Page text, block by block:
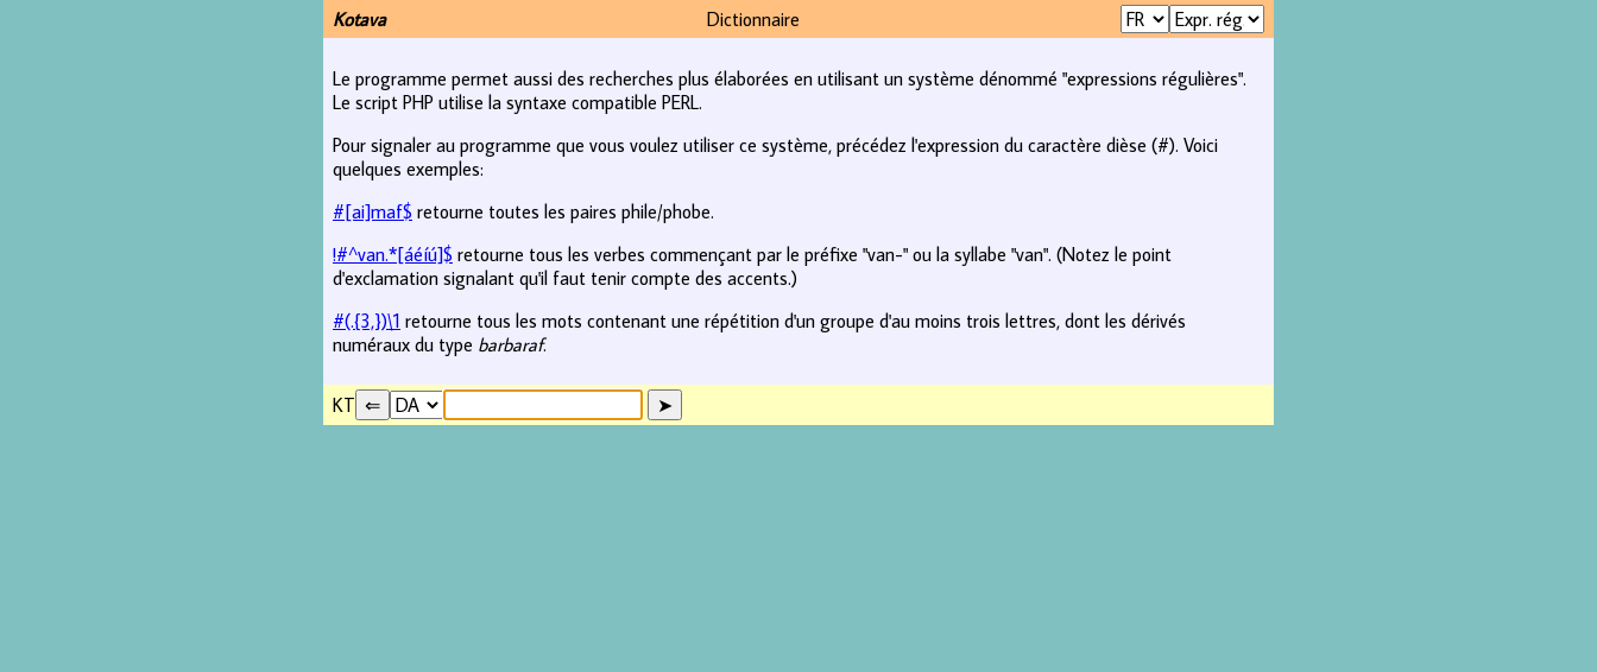
Kotava Dictionnaire
Le programme permet aussi des recherches plus élaborées en utilisant un système dénommé "expressions régulières".
Le script PHP utilise la syntaxe compatible PERL.
Pour signaler au programme que vous voulez utiliser ce système, précédez l'expression du caractère dièse (#). Voici
quelques exemples:
#[ai]maf$ retourne toutes les paires phile/phobe.
!#^van.*[áéíú]$ retourne tous les verbes commençant par le préfixe "van-" ou la syllabe "van". (Notez le point
d'exclamation signalant qu'il faut tenir compte des accents.)
#(.{3,})\1 retourne tous les mots contenant une répétition d'un groupe d'au moins trois lettres, dont les dérivés
numéraux du type barbaraf.
KT